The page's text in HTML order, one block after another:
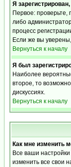
Я
Первое:
либо
процесс
Если же вы
Вернуться к началу
Я был
Наиболее
второе, то
дискуссиях.
Вернуться к началу
Как мне изменить
Все ваши
изменить все свои